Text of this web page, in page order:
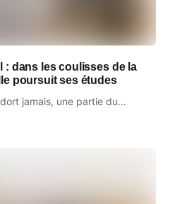
: dans les coulisses de la
poursuit ses études
jamais, une partie du...